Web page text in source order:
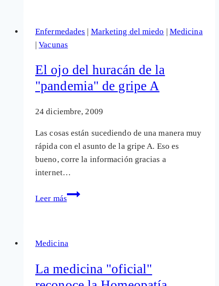
legales
para
infancia
Enfermedades | Marketing del miedo | Medicina
|Vacunas
El ojo del huracán de la
"pandemia" de gripe A
24 diciembre, 2009
Las cosas están sucediendo de una manera muy
rápida con el asunto de la gripe A. Eso es
bueno, corre la información gracias a
internet…
Leer más
El
de
"pandemia"
Medicina
La medicina "oficial"